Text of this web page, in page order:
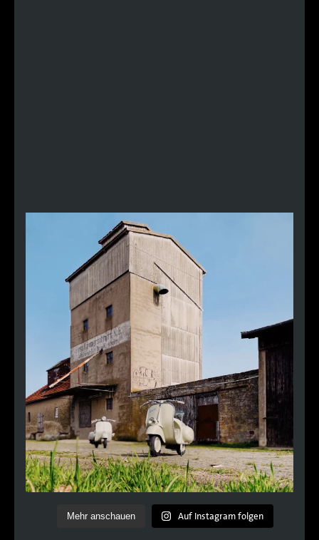
Mehr anschauen Auf Instagram folgen